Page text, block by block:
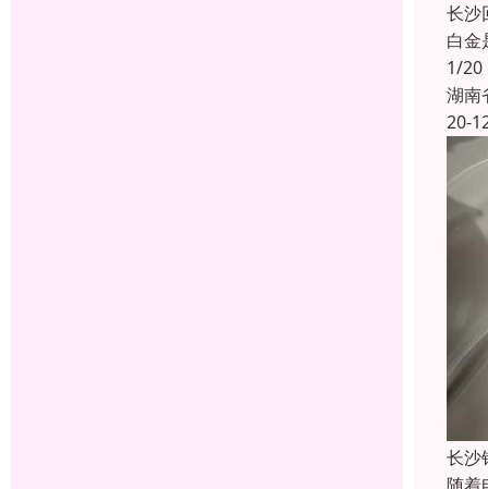
长沙
白金
1/20
湖南
20-
长沙